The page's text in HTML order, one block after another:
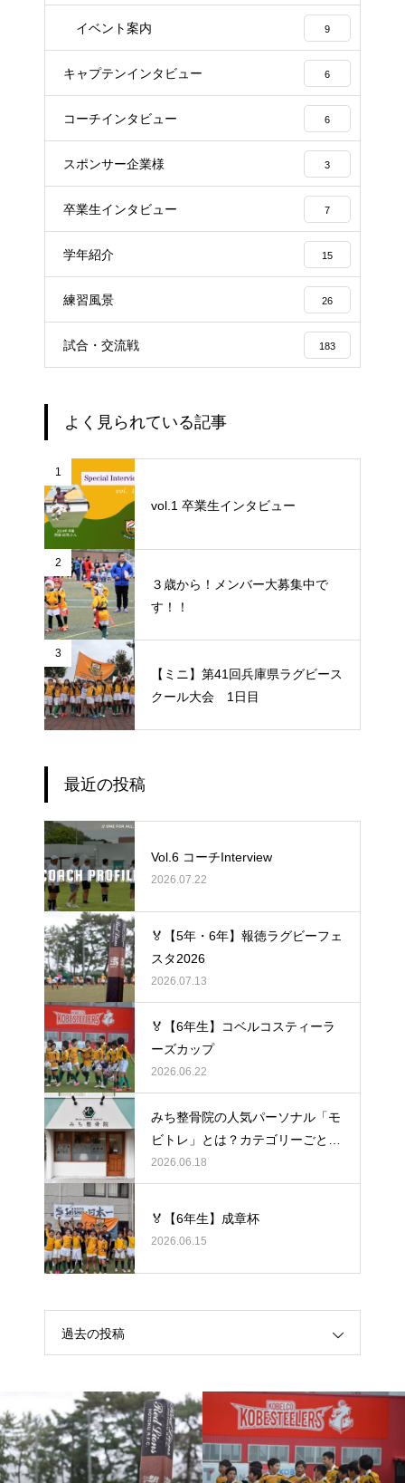
イベント案内 9
キャプテンインタビュー 6
コーチインタビュー 6
スポンサー企業様 3
卒業生インタビュー 7
学年紹介 15
練習風景 26
試合・交流戦 183
よく見られている記事
1
vol.1 卒業生インタビュー
2
３歳から！メンバー大募集中で
す！！
3
【ミニ】第41回兵庫県ラグビース
クール大会 1日目
最近の投稿
Vol.6 コーチInterview
2026.07.22
🏅【5年・6年】報徳ラグビーフェ
スタ2026
2026.07.13
🏅【6年生】コベルコスティーラ
ーズカップ
2026.06.22
みち整骨院の人気パーソナル「モ
ビトレ」とは？カテゴリーごとの
ラグビーの悩みをヒントに考え
る、身体のケア
2026.06.18
🏅【6年生】成章杯
2026.06.15
過去の投稿